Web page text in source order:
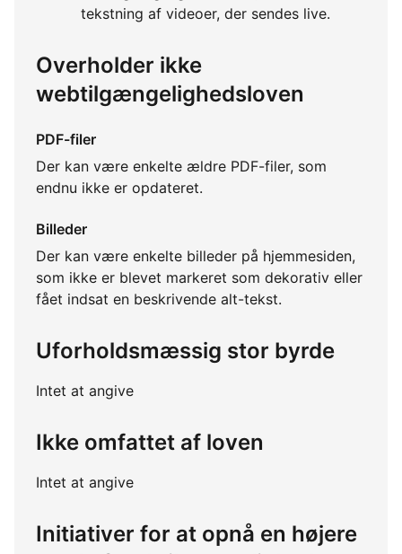
tekstning af videoer, der sendes live.
Overholder ikke
webtilgængelighedsloven
PDF-filer
Der kan være enkelte ældre PDF-filer, som
endnu ikke er opdateret.
Billeder
Der kan være enkelte billeder på hjemmesiden,
som ikke er blevet markeret som dekorativ eller
fået indsat en beskrivende alt-tekst.
Uforholdsmæssig stor byrde
Intet at angive
Ikke omfattet af loven
Intet at angive
Initiativer for at opnå en højere